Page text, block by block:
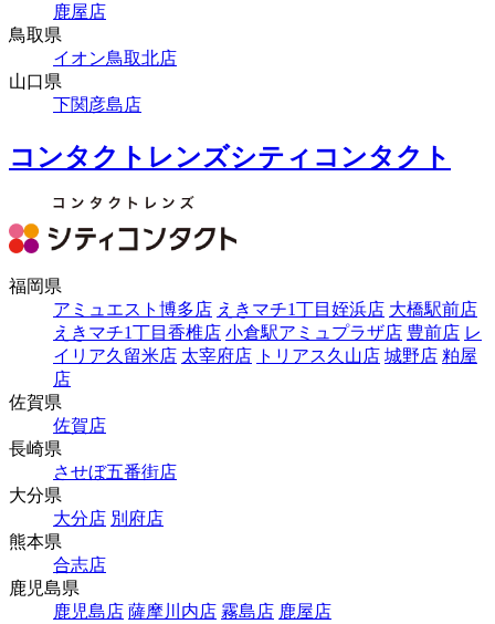
鹿屋店
鳥取県
イオン鳥取北店
山口県
下関彦島店
コンタクトレンズシティコンタクト
福岡県
アミュエスト博多店 えきマチ1丁目姪浜店 大橋駅前店
えきマチ1丁目香椎店 小倉駅アミュプラザ店 豊前店 レ
イリア久留米店 太宰府店 トリアス久山店 城野店 粕屋
店
佐賀県
佐賀店
長崎県
させぼ五番街店
大分県
大分店 別府店
熊本県
合志店
鹿児島県
鹿児島店 薩摩川内店 霧島店 鹿屋店